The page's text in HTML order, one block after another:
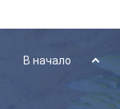
В начало